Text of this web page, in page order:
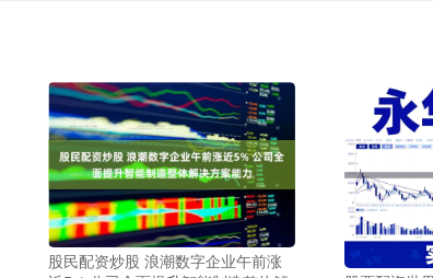
股民配资炒股 浪潮数字企业午前涨